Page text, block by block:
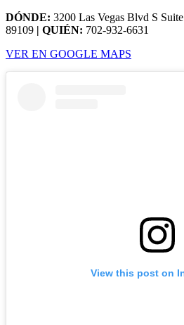
DÓNDE: 3200 Las Vegas Blvd S
89109 | QUIÉN: 702-932-6631
VER EN GOOGLE MAPS
View this post on